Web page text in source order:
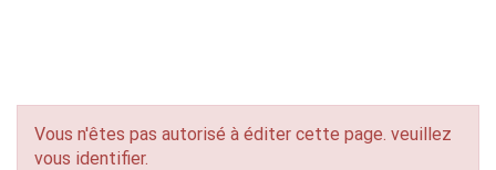
Vous n'êtes pas autorisé à éditer cette page. veuillez
vous identifier.